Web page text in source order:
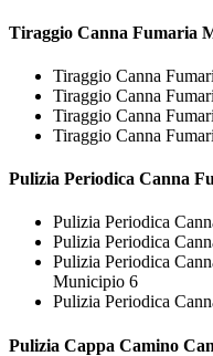
Tiraggio Canna Fumaria
Tiraggio Canna
Tiraggio Canna
Tiraggio Canna
Tiraggio Canna
Pulizia Periodica Canna
Pulizia Periodica
Pulizia Periodica
Pulizia Periodica
Municipio 6
Pulizia Periodica
Pulizia Cappa Camino